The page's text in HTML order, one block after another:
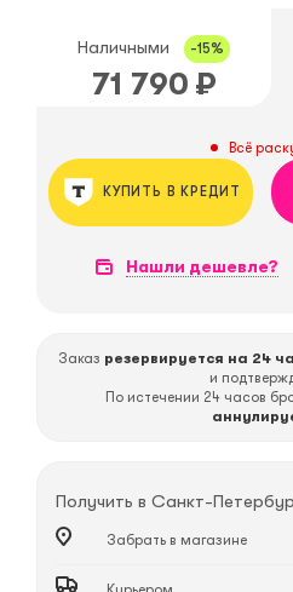
Наличными -15%
71 790 ₽
Всё
КУПИТЬ В КРЕДИТ
Нашли дешевле?
Заказ резервируется на 24
и
По истечении 24 часов
Получить в Санкт-
Забрать в магазине